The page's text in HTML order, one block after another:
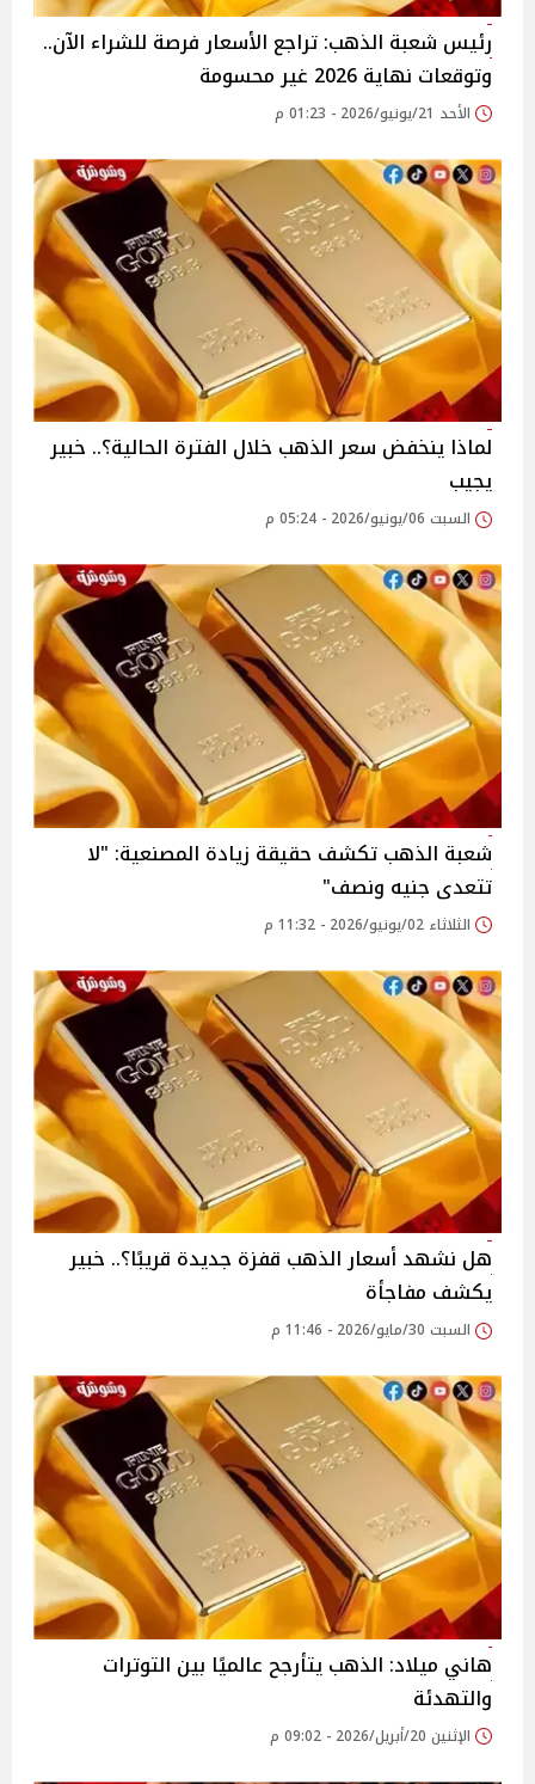
رئيس شعبة الذهب: تراجع الأسعار فرصة للشراء الآن..
وتوقعات نهاية 2026 غير محسومة
الأحد 21/يونيو/2026 - 01:23 م
لماذا ينخفض سعر الذهب خلال الفترة الحالية؟.. خبير
يجيب
السبت 06/يونيو/2026 - 05:24 م
شعبة الذهب تكشف حقيقة زيادة المصنعية: "لا
تتعدى جنيه ونصف"
الثلاثاء 02/يونيو/2026 - 11:32 م
هل نشهد أسعار الذهب قفزة جديدة قريبًا؟.. خبير
يكشف مفاجأة
السبت 30/مايو/2026 - 11:46 م
هاني ميلاد: الذهب يتأرجح عالميًا بين التوترات
والتهدئة
الإثنين 20/أبريل/2026 - 09:02 م